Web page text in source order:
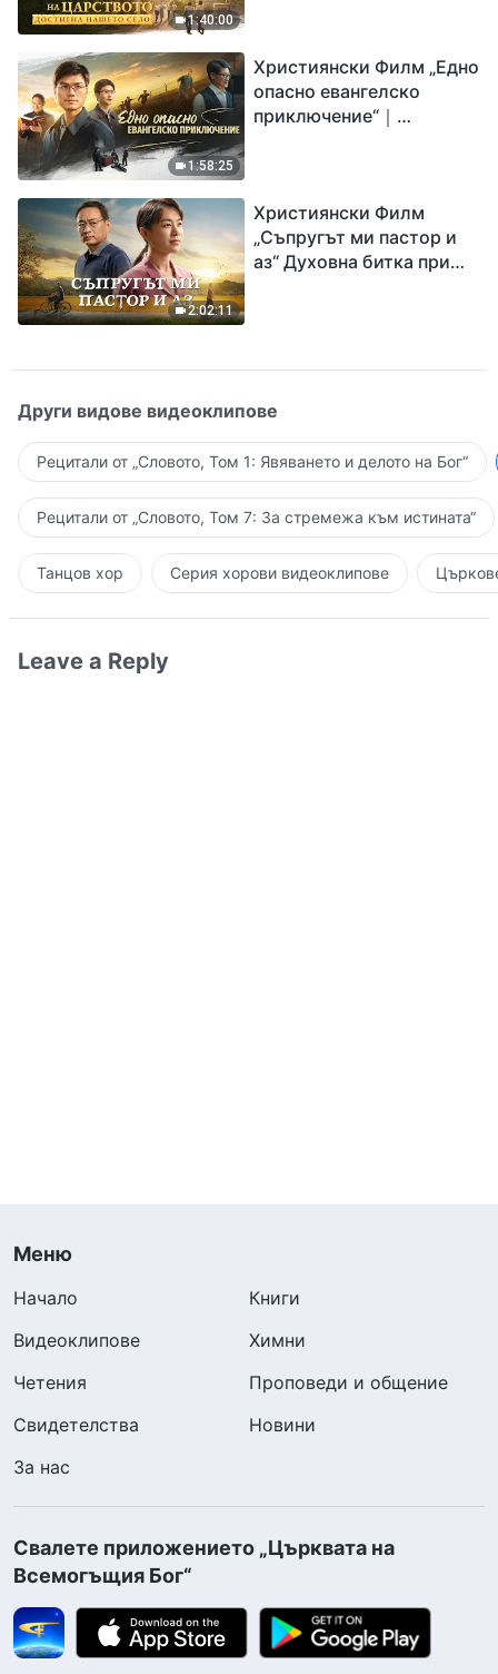
1:40:00
1:58:25
Християнски Филм „Едно
опасно евангелско
приключение“｜
Исус
2:02:11
Християнски Филм
„Съпругът ми пастор и
аз“ Духовна битка при
Други видове видеоклипове
Рецитали от „Словото, Том 1: Явяването и делото на Бог“
Рецитали от „Словото, Том 7: За стремежа към истината“
Танцов хор Серия хорови видеоклипове
Leave a Reply
Меню
Начало
Книги
Видеоклипове
Химни
Четения
Проповеди и общение
Свидетелства
Новини
За нас
Свалете приложението „Църквата на
Всемогъщия Бог“